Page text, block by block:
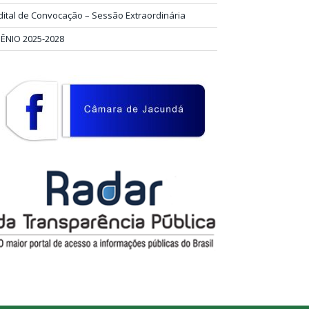
de Convocação – Sessão Extraordinária
2025-2028